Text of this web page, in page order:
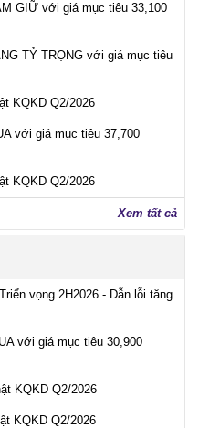
GIỮ với giá mục tiêu 33,100
TỶ TRỌNG với giá mục tiêu
KQKD Q2/2026
với giá mục tiêu 37,700
KQKD Q2/2026
Xem tất cả
vọng 2H2026 - Dẫn lỗi tăng
với giá mục tiêu 30,900
KQKD Q2/2026
KQKD Q2/2026